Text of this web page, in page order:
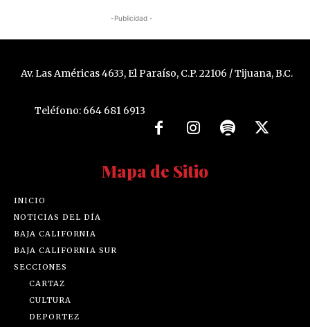
-Publicidad -
Av. Las Américas 4633, El Paraíso, C.P. 22106 / Tijuana, B.C.
Teléfono: 664 681 6913
Mapa de Sitio
INICIO
NOTICIAS DEL DÍA
BAJA CALIFORNIA
BAJA CALIFORNIA SUR
SECCIONES
CARTAZ
CULTURA
DEPORTEZ